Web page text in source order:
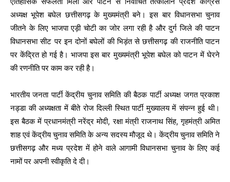
अध्यक्ष भूपेश बघेल छत्तीसगढ़ के मुख्यमंत्री बने। इस बार विधानसभा चुनाव
जीतने के लिए भाजपा एड़ी चोटी का जोर लगा रही है और दुर्ग जिले की पाटन
विधानसभा सीट पर इन दोनों बघेलों की भिड़ंत से छत्तीसगढ़ की राजनीति पाटन
पर केंद्रित हो गई है। भाजपा इस बार मुख्यमंत्री भूपेश बघेल को पाटन में घेरने
की रणनीति पर काम कर रही है।
भारतीय जनता पार्टी केंद्रीय चुनाव समिति की बैठक पार्टी अध्यक्ष जगत प्रकाश
नड्डा की अध्यक्षता में बीते रोज दिल्ली स्थित पार्टी मुख्यालय में संपन्न हुई थी।
इस बैठक में प्रधानमंत्री नरेंद्र मोदी, रक्षा मंत्री राजनाथ सिंह, गृहमंत्री अमित
शाह एवं केंद्रीय चुनाव समिति के अन्य सदस्य मौजूद थे। केंद्रीय चुनाव समिति ने
छत्तीसगढ़ और मध्य प्रदेश में होने वाले आगामी विधानसभा चुनाव के लिए कई
नामों पर अपनी स्वीकृति दे दी।